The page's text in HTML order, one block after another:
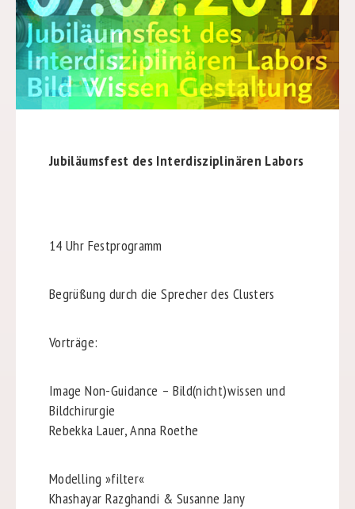
Jubiläumsfest des Interdisziplinären Labors
14 Uhr Festprogramm
Begrüßung durch die Sprecher des Clusters
Vorträge:
Image Non-Guidance – Bild(nicht)wissen und
Bildchirurgie
Rebekka Lauer, Anna Roethe
Modelling »filter«
Khashayar Razghandi & Susanne Jany